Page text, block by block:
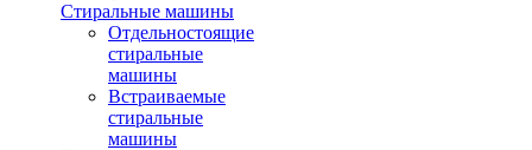
Стиральные машины
Отдельностоящие
стиральные
машины
Встраиваемые
стиральные
машины